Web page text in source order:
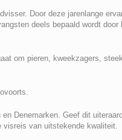
Door deze jarenlange
deels bepaald wordt
om pieren, kweekzagers,
Denemarken. Geef dit
visreis van uitstekende kwaliteit.